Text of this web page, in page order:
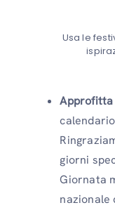
Usa le
giorni
Giornata
nazionale